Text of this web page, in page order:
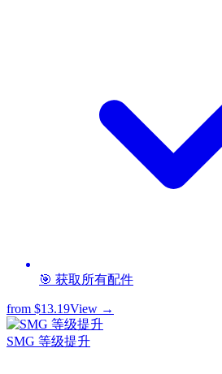
🎯 获取所有配件
from $13.19View →
SMG 等级提升